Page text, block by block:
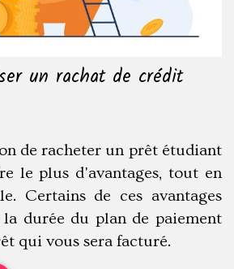
un rachat de crédit
de racheter un prêt étudiant
le plus d'avantages, tout en
Certains de ces avantages
durée du plan de paiement
qui vous sera facturé.